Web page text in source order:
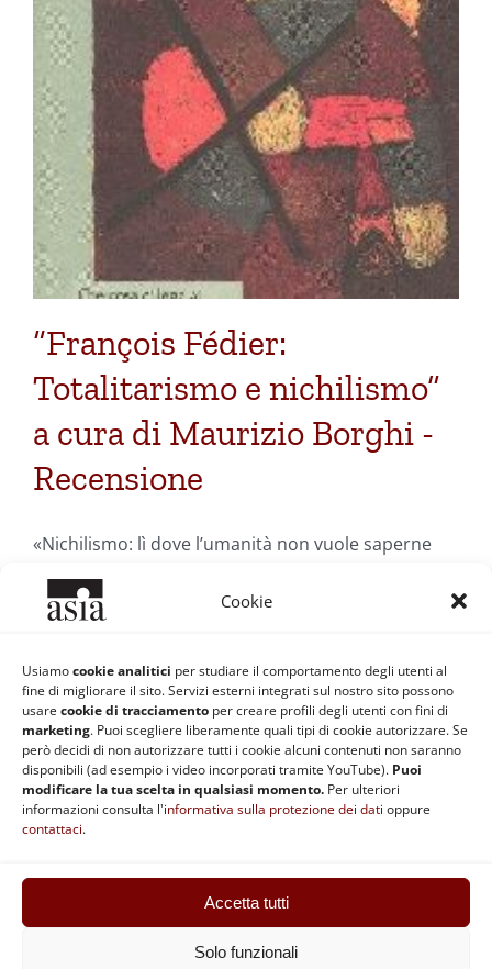
Cookie
Usiamocookie analitici per studiare il comportamento degli utenti al
fine di migliorare il sito. Servizi esterni integrati sul nostro sito possono
usare cookie di tracciamento per creare profili degli utenti con fini di
marketing. Puoi scegliere liberamente quali tipi di cookie autorizzare. Se
però decidi di non autorizzare tutti i cookie alcuni contenuti non saranno
disponibili (ad esempio i video incorporati tramite YouTube). Puoi
modificare la tua scelta in qualsiasi momento. Per ulteriori
informazioni consulta l'informativa sulla protezione dei dati oppure
contattaci.
Accetta tutti
Solo funzionali
“François Fédier:
Totalitarismo e nichilismo”
a cura di Maurizio Borghi -
Recensione
«Nichilismo: lì dove l’umanità non vuole saperne
più niente del niente». François Fédier
Occidentale | Tag:François Fédier,Heidegger,Libri consigliati ,
nichilismo
Recensioni
Continua a leggere
Regolamento| Privacy e Cookie